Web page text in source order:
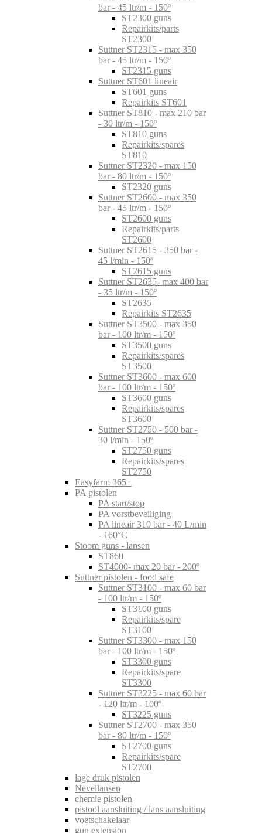
bar - 45 ltr/m - 150º
ST2300 guns
Repairkits/parts
ST2300
Suttner ST2315 - max 350
bar - 45 ltr/m - 150º
ST2315 guns
Suttner ST601 lineair
ST601 guns
Repairkits ST601
Suttner ST810 - max 210 bar
- 30 ltr/m - 150º
ST810 guns
Repairkits/spares
ST810
Suttner ST2320 - max 150
bar - 80 ltr/m - 150º
ST2320 guns
Suttner ST2600 - max 350
bar - 45 ltr/m - 150º
ST2600 guns
Repairkits/parts
ST2600
Suttner ST2615 - 350 bar -
45 l/min - 150º
ST2615 guns
Suttner ST2635- max 400 bar
- 35 ltr/m - 150º
ST2635
Repairkits ST2635
Suttner ST3500 - max 350
bar - 100 ltr/m - 150º
ST3500 guns
Repairkits/spares
ST3500
Suttner ST3600 - max 600
bar - 100 ltr/m - 150º
ST3600 guns
Repairkits/spares
ST3600
Suttner ST2750 - 500 bar -
30 l/min - 150º
ST2750 guns
Repairkits/spares
ST2750
Easyfarm 365+
PA pistolen
PA start/stop
PA vorstbeveiliging
PA lineair 310 bar - 40 L/min
- 160°C
Stoom guns - lansen
ST860
ST4000- max 20 bar - 200º
Suttner pistolen - food safe
Suttner ST3100 - max 60 bar
- 100 ltr/m - 150º
ST3100 guns
Repairkits/spare
ST3100
Suttner ST3300 - max 150
bar - 100 ltr/m - 150º
ST3300 guns
Repairkits/spare
ST3300
Suttner ST3225 - max 60 bar
- 120 ltr/m - 100º
ST3225 guns
Suttner ST2700 - max 350
bar - 80 ltr/m - 150º
ST2700 guns
Repairkits/spare
ST2700
lage druk pistolen
Nevellansen
chemie pistolen
pistool aansluiting / lans aansluiting
voetschakelaar
gun extension